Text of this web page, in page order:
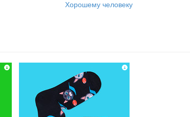
Хорошему человеку